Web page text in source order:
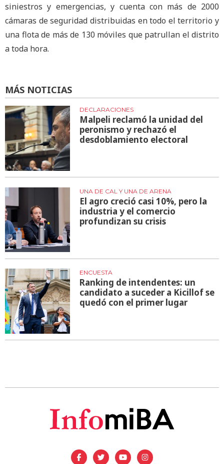
siniestros y emergencias, y cuenta con más de 2000
cámaras de seguridad distribuidas en todo el territorio y
una flota de más de 130 móviles que patrullan el distrito
a toda hora.
MÁS NOTICIAS
DECLARACIONES
Malpeli reclamó la unidad del
peronismo y rechazó el
desdoblamiento electoral
UNA DE CAL Y UNA DE ARENA
El agro creció casi 10%, pero la
industria y el comercio
profundizan su crisis
ENCUESTA
Ranking de intendentes: un
candidato a suceder a Kicillof se
quedó con el primer lugar